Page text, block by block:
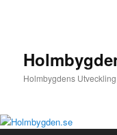
Holmbygdens